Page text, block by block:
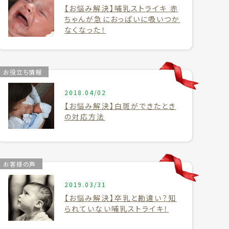
【お悩み解決】哺乳ストライキ 赤
ちゃんが急におっぱいに吸いつか
なくなった！
2018.04/02
【お悩み解決】白斑ができたとき
の対応方法
お役立ち情報
2019.03/31
【お悩み解決】卒乳と勘違い？知
られていない哺乳ストライキ！
お客様の声